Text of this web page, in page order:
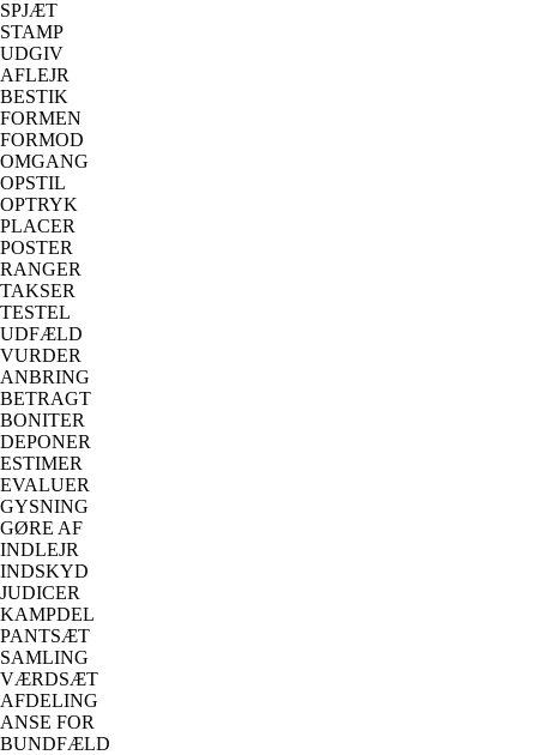
SPJÆT
STAMP
UDGIV
AFLEJR
BESTIK
FORMEN
FORMOD
OMGANG
OPSTIL
OPTRYK
PLACER
POSTER
RANGER
TAKSER
TESTEL
UDFÆLD
VURDER
ANBRING
BETRAGT
BONITER
DEPONER
ESTIMER
EVALUER
GYSNING
GØRE AF
INDLEJR
INDSKYD
JUDICER
KAMPDEL
PANTSÆT
SAMLING
VÆRDSÆT
AFDELING
ANSE FOR
BUNDFÆLD